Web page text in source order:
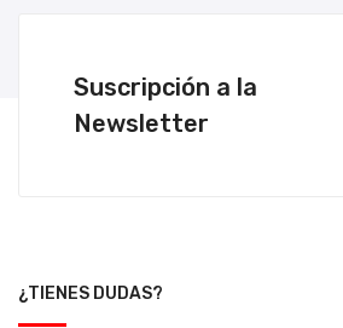
Suscripción a la
Newsletter
¿TIENES DUDAS?